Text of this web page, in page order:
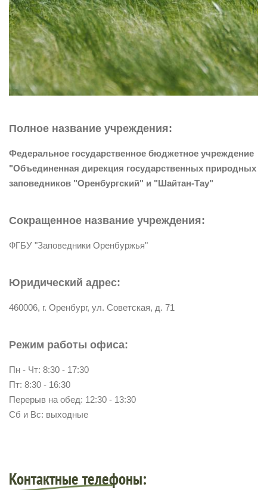
Полное название учреждения:
Федеральное государственное бюджетное учреждение
"Объединенная дирекция государственных природных
заповедников "Оренбургский" и "Шайтан-Тау"
Сокращенное название учреждения:
ФГБУ "Заповедники Оренбуржья"
Юридический адрес:
460006, г. Оренбург, ул. Советская, д. 71
Режим работы офиса:
Пн - Чт: 8:30 - 17:30
Пт: 8:30 - 16:30
Перерыв на обед: 12:30 - 13:30
Сб и Вс: выходные
Контактные телефоны: